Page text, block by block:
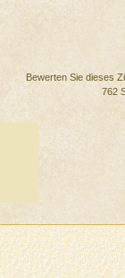
Bewerten Sie dieses
762